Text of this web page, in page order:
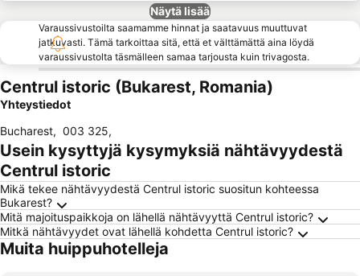
Näytä lisää
Varaussivustoilta saamamme hinnat ja saatavuus muuttuvat
jatkuvasti. Tämä tarkoittaa sitä, että et välttämättä aina löydä
varaussivustolta täsmälleen samaa tarjousta kuin trivagosta.
Centrul istoric (Bukarest, Romania)
Yhteystiedot
Bucharest, 003 325,
Usein kysyttyjä kysymyksiä nähtävyydestä
Centrul istoric
Mikä tekee nähtävyydestä Centrul istoric suositun kohteessa
Bukarest?
Mitä majoituspaikkoja on lähellä nähtävyyttä Centrul istoric?
Mitkä nähtävyydet ovat lähellä kohdetta Centrul istoric?
Muita huippuhotelleja